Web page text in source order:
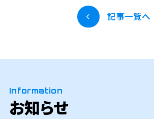
記事一覧へ
Information
お知らせ